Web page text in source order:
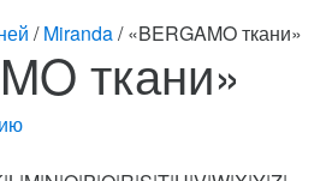
/Miranda/ «BERGAMO ткани»
ткани»